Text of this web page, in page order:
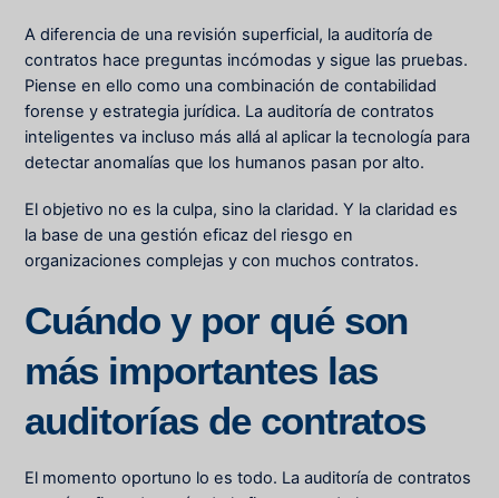
A diferencia de una revisión superficial, la auditoría de
contratos hace preguntas incómodas y sigue las pruebas.
Piense en ello como una combinación de contabilidad
forense y estrategia jurídica. La auditoría de contratos
inteligentes va incluso más allá al aplicar la tecnología para
detectar anomalías que los humanos pasan por alto.
El objetivo no es la culpa, sino la claridad. Y la claridad es
la base de una gestión eficaz del riesgo en
organizaciones complejas y con muchos contratos.
Cuándo y por qué son
más importantes las
auditorías de contratos
El momento oportuno lo es todo. La auditoría de contratos